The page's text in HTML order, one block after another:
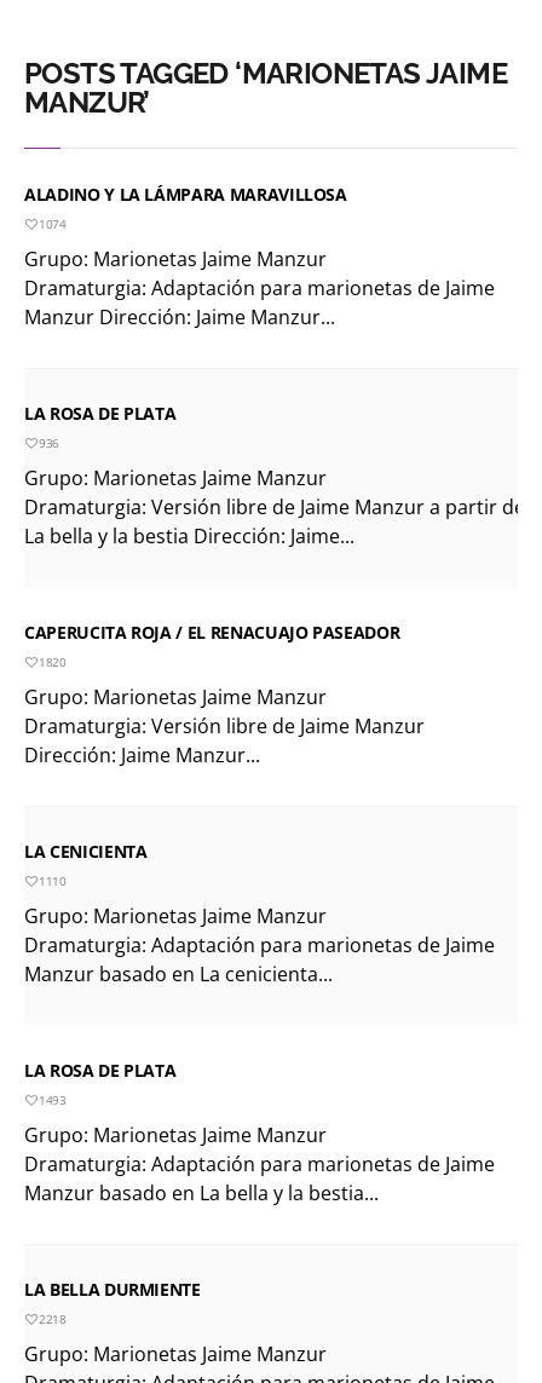
POSTS TAGGED ‘MARIONETAS JAIME
MANZUR’
ALADINO Y LA LÁMPARA MARAVILLOSA
1074
Grupo: Marionetas Jaime Manzur
Dramaturgia: Adaptación para marionetas de Jaime
Manzur Dirección: Jaime Manzur...
LA ROSA DE PLATA
936
Grupo: Marionetas Jaime Manzur
Dramaturgia: Versión libre de Jaime Manzur a partir de
La bella y la bestia Dirección: Jaime...
CAPERUCITA ROJA / EL RENACUAJO PASEADOR
1820
Grupo: Marionetas Jaime Manzur
Dramaturgia: Versión libre de Jaime Manzur
Dirección: Jaime Manzur...
LA CENICIENTA
1110
Grupo: Marionetas Jaime Manzur
Dramaturgia: Adaptación para marionetas de Jaime
Manzur basado en La cenicienta...
LA ROSA DE PLATA
1493
Grupo: Marionetas Jaime Manzur
Dramaturgia: Adaptación para marionetas de Jaime
Manzur basado en La bella y la bestia...
LA BELLA DURMIENTE
2218
Grupo: Marionetas Jaime Manzur